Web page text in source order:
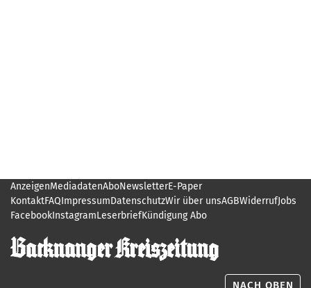
AnzeigenMediadatenAboNewsletterE-Paper
KontaktFAQImpressumDatenschutzWir über unsAGBWiderrufJobs
FacebookInstagramLeserbriefKündigung Abo
NACH OBEN